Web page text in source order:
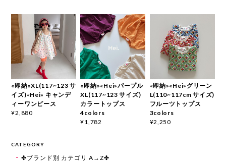
«即納»XL(117~123 サ
イズ)«Hei» キャンデ
ィーワンピース
¥2,880
«即納»«Hei»パープル
XL(117~123 サイズ)
カラートップス
4colors
¥1,782
«即納»«Hei»グリーン
L(110~117cm サイズ)
フルーツトップス
3colors
¥2,250
CATEGORY
✤ブランド別 カテゴリ A→Z✤